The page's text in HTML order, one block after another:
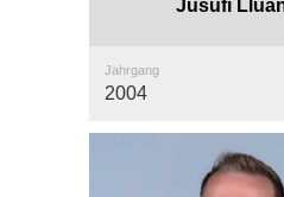
Jusufi
Jahrgang
2004